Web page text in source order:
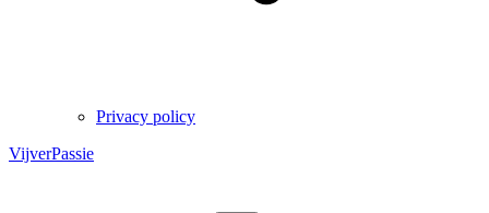
Privacy policy
VijverPassie